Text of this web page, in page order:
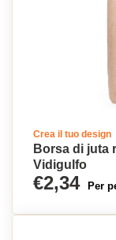
Crea il tuo design
Borsa di juta
Vidigulfo
€2,34 Per